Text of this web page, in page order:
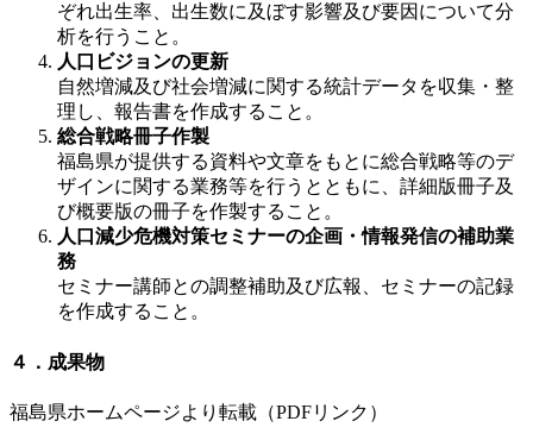
ぞれ出生率、出生数に及ぼす影響及び要因について分
析を行うこと。
人口ビジョンの更新
自然増減及び社会増減に関する統計データを収集・整
理し、報告書を作成すること。
総合戦略冊子作製
福島県が提供する資料や文章をもとに総合戦略等のデ
ザインに関する業務等を行うとともに、詳細版冊子及
び概要版の冊子を作製すること。
人口減少危機対策セミナーの企画・情報発信の補助業
務
セミナー講師との調整補助及び広報、セミナーの記録
を作成すること。
４．成果物
福島県ホームページより転載（PDFリンク）